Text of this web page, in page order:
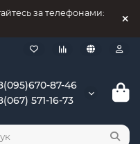
за телефонами:
87-46
571-16-73